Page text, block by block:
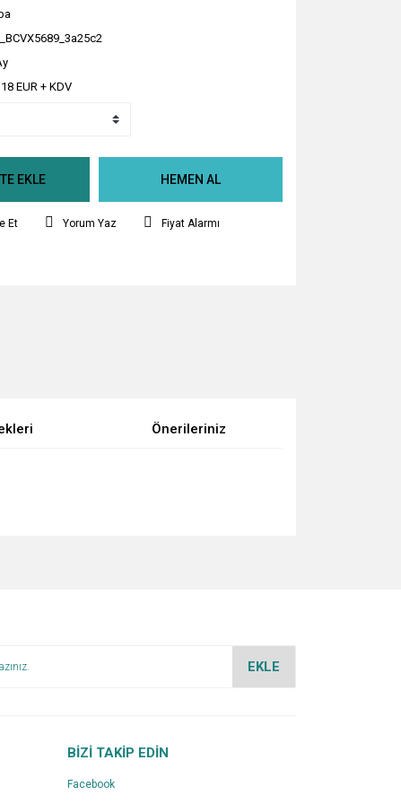
EUR + KDV
EKLE HEMEN AL
Et Yorum Yaz Fiyat Alarmı
Önerileriniz
EKLE
BİZİ TAKİP EDİN
Facebook